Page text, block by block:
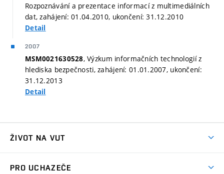
Rozpoznávání a prezentace informací z multimediálních
dat, zahájení: 01.04.2010, ukončení: 31.12.2010
Detail
2007
MSM0021630528, Výzkum informačních technologií z
hlediska bezpečnosti, zahájení: 01.01.2007, ukončení:
31.12.2013
Detail
ŽIVOT NA VUT
PRO UCHAZEČE